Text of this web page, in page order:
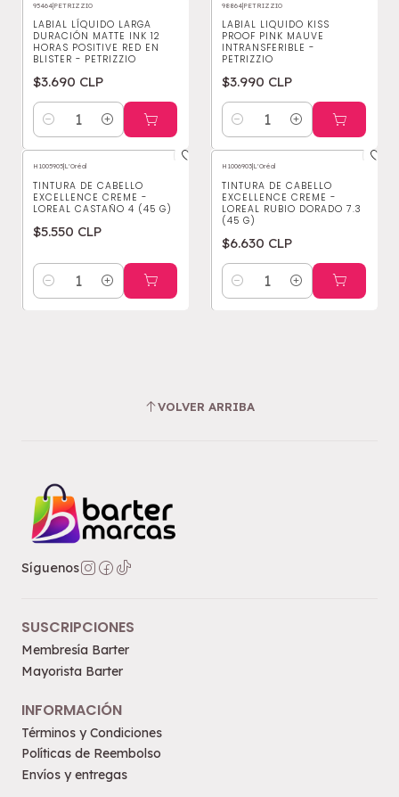
95464|PETRIZZIO
LABIAL LÍQUIDO LARGA
DURACIÓN MATTE INK 12
HORAS POSITIVE RED EN
BLISTER - PETRIZZIO
$3.690 CLP
Cantidad
98864|PETRIZZIO
LABIAL LIQUIDO KISS
PROOF PINK MAUVE
INTRANSFERIBLE -
PETRIZZIO
$3.990 CLP
Cantidad
H1005905|L'Oréal
TINTURA DE CABELLO
EXCELLENCE CREME -
LOREAL CASTAÑO 4 (45 G)
$5.550 CLP
Cantidad
H1006903|L'Oréal
TINTURA DE CABELLO
EXCELLENCE CREME -
LOREAL RUBIO DORADO 7.3
(45 G)
$6.630 CLP
Cantidad
VOLVER ARRIBA
Síguenos
SUSCRIPCIONES
Membresía Barter
Mayorista Barter
INFORMACIÓN
Términos y Condiciones
Políticas de Reembolso
Envíos y entregas